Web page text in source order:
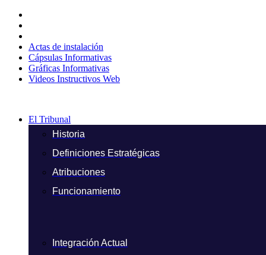
contenido
Actas de instalación
Cápsulas Informativas
Gráficas Informativas
Videos Instructivos Web
El Tribunal
Historia
Definiciones Estratégicas
Atribuciones
Funcionamiento
Integración Actual